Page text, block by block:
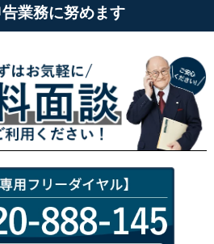
業務に努めます